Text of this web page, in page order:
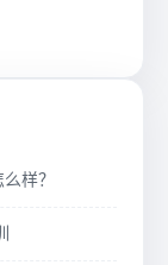
样？